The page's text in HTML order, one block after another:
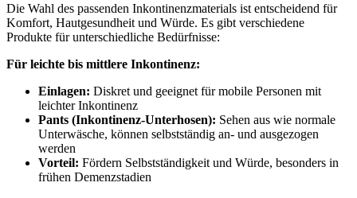
Die Wahl des passenden Inkontinenzmaterials ist entscheidend für
Komfort, Hautgesundheit und Würde. Es gibt verschiedene
Produkte für unterschiedliche Bedürfnisse:
Für leichte bis mittlere Inkontinenz:
Einlagen: Diskret und geeignet für mobile Personen mit
leichter Inkontinenz
Pants (Inkontinenz-Unterhosen): Sehen aus wie normale
Unterwäsche, können selbstständig an- und ausgezogen
werden
Vorteil: Fördern Selbstständigkeit und Würde, besonders in
frühen Demenzstadien